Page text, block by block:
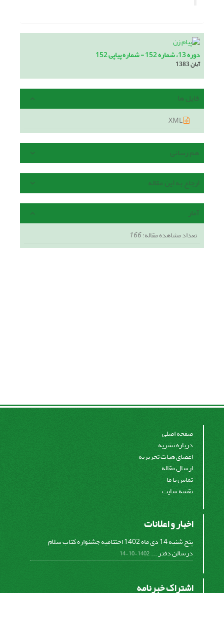
دوره 13، شماره 152 - شماره پیاپی 152
آبان 1383
فایل ها
هم رسانی
ارجاع به این مقاله
آمار
تعداد مشاهده مقاله:166
صفحه اصلی
درباره نشریه
اعضای هیات تحریریه
ارسال مقاله
تماس با ما
نقشه سایت
اخبار و اعلانات
پنج شنبه 14 دی ماه 1402 اختتامیه جشنواره کتاب سلام
درسالن دفتر ...1402-10-14
اشتراک خبرنامه